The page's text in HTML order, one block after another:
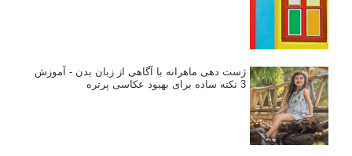
ژست دهی ماهرانه با آگاهی از زبان بدن - آموزش
3 نکته ساده برای بهبود عکاسی پرتره